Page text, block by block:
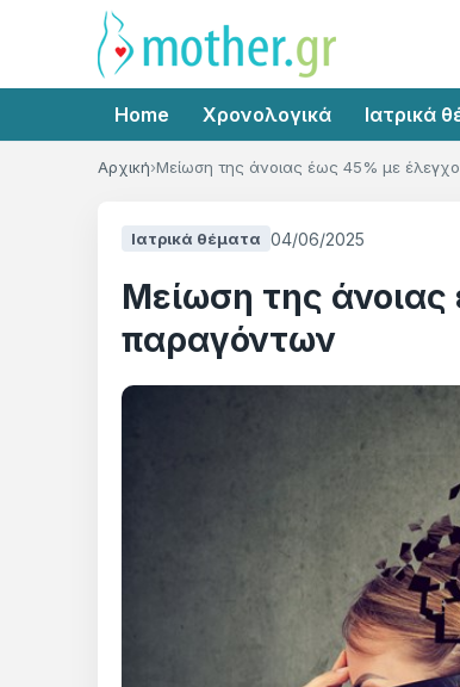
Home Χρονολογικά Ιατρικά
Αρχική Μείωση της άνοιας έως 45% με
Ιατρικά θέματα 04/06/2025
Μείωση της άνοιας
παραγόντων